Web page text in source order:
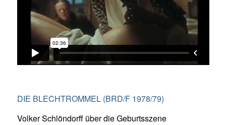
DIE BLECHTROMMEL (BRD/F 1978/79)
Volker Schlöndorff über die Geburtsszene